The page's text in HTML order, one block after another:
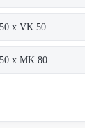
x VK 50
x MK 80